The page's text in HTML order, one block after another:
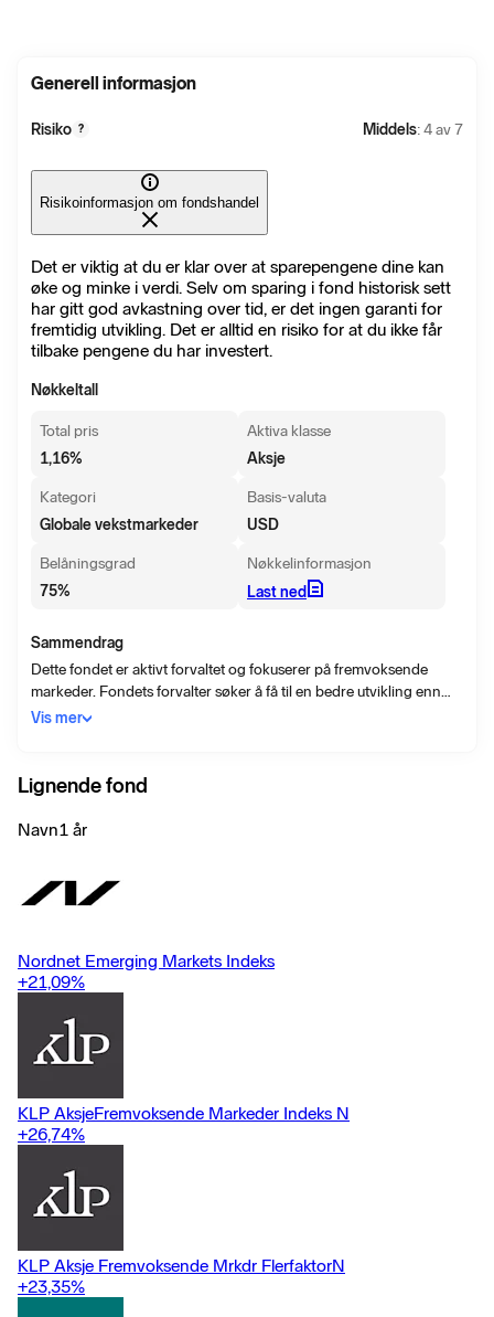
Generell informasjon
Risiko ? Middels: 4 av 7
Risikoinformasjon om fondshandel
Det er viktig at du er klar over at sparepengene dine kan
øke og minke i verdi. Selv om sparing i fond historisk sett
har gitt god avkastning over tid, er det ingen garanti for
fremtidig utvikling. Det er alltid en risiko for at du ikke får
tilbake pengene du har investert.
Nøkkeltall
Total pris
1,16%
Aktiva klasse
Aksje
Kategori
Globale vekstmarkeder
Basis-valuta
USD
Belåningsgrad
75%
Nøkkelinformasjon
Last ned
Sammendrag
Dette fondet er aktivt forvaltet og fokuserer på fremvoksende
markeder. Fondets forvalter søker å få til en bedre utvikling enn
avkastningen på MSCI Emerging Markets Net Return Index (en
aksjer og aksjerelaterte instrumenter. Derivater kan benyttes til å
nå investeringsmålet samt til å effektivisere forvaltningen.
Vis mer
Lignende fond
Navn1 år
Nordnet Emerging Markets Indeks
+21,09%
KLP AksjeFremvoksende Markeder Indeks N
+26,74%
KLP Aksje Fremvoksende Mrkdr FlerfaktorN
+23,35%